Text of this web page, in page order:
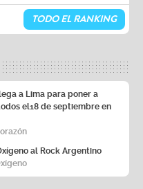
TODO EL RANKING
a Lima para poner a
el18 de septiembre en
al Rock Argentino